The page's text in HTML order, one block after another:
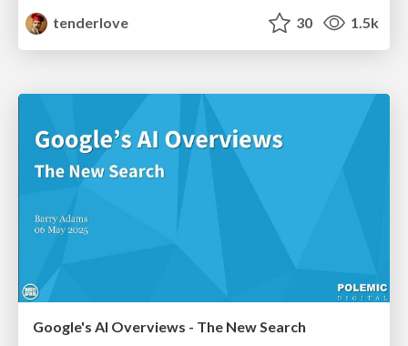
tenderlove
30 1.5k
Google's AI Overviews - The New Search